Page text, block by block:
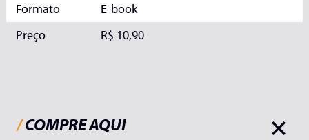
Formato
E-book
Preço
R$ 10,90
/COMPRE AQUI